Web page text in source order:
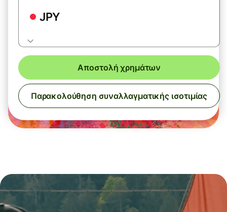
JPY
Αποστολή χρημάτων
Παρακολούθηση συναλλαγματικής ισοτιμίας